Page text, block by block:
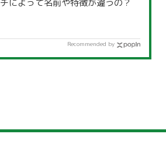
チによって名前や特徴が違うの？
Recommended by